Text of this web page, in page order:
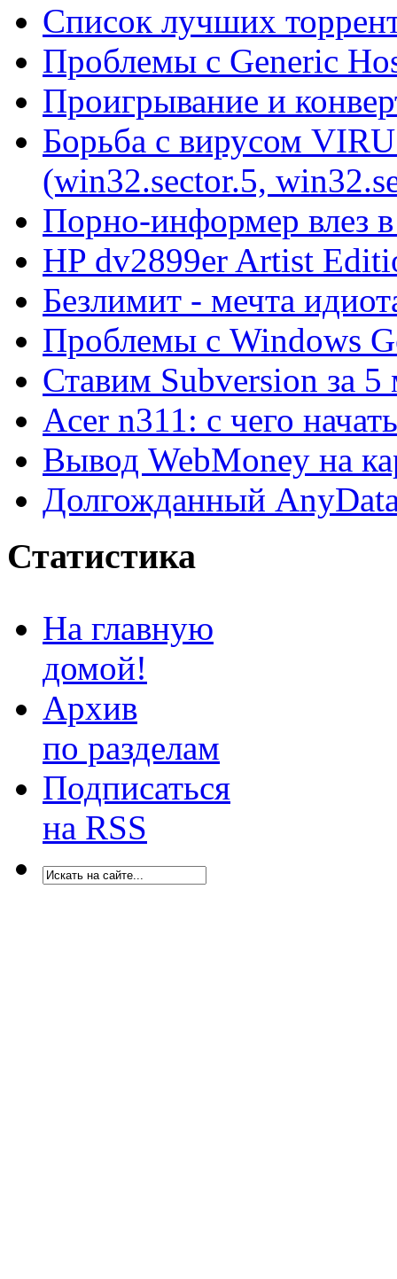
Список лучших
Проблемы с Generic
Проигрывание и
Борьба с вирусом
(win32.sector.5,
Порно-информер влез
HP dv2899er Artist
Безлимит - мечта
Проблемы с Windows
Ставим Subversion за 5
Acer n311: с чего начать
Вывод WebMoney на
Долгожданный
Статистика
На главную
домой!
Архив
по разделам
Подписаться
на RSS